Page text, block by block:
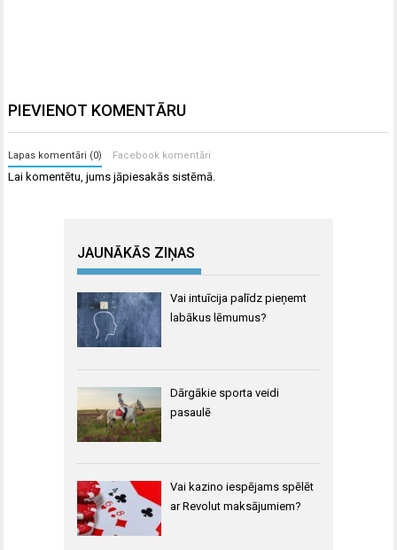
PIEVIENOT KOMENTĀRU
Lapas komentāri (0) Facebook komentāri
Lai komentētu, jumsjāpiesakās sistēmā.
JAUNĀKĀS ZIŅAS
Vai intuīcija palīdz pieņemt
labākus lēmumus?
Dārgākie sporta veidi
pasaulē
Vai kazino iespējams spēlēt
ar Revolut maksājumiem?